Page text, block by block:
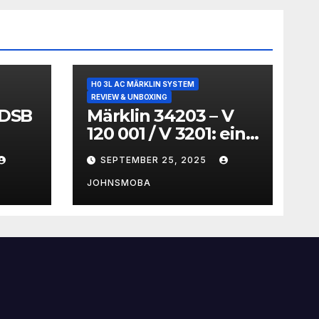
H0 3L AC MÄRKLIN SYSTEM
REVIEW & UNBOXING
Märklin 34203 – V
120 001 / V 3201: ein
technikgeschichtlic
hes Unikum im
Modell
SEPTEMBER 25, 2025
JOHNSMOBA